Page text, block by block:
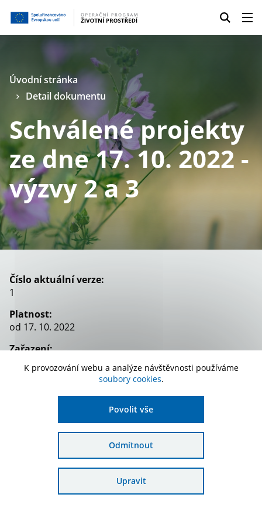
Úvodní stránka
Detail dokumentu
Schválené projekty
ze dne 17. 10. 2022 -
výzvy 2 a 3
Číslo aktuální verze:
1
Platnost:
od 17. 10. 2022
Zařazení:
Schválené žádosti OPŽP
Stáhnout dokument
K provozování webu a analýze návštěvnosti používáme
soubory cookies.
Povolit vše
Odmítnout
Upravit